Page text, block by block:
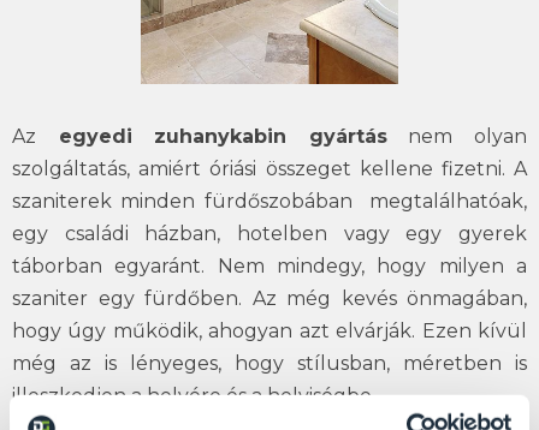
Az egyedi zuhanykabin gyártásnem olyan
szolgáltatás, amiért óriási összeget kellene fizetni. A
szaniterek minden fürdőszobában megtalálhatóak,
egy családi házban, hotelben vagy egy gyerek
táborban egyaránt. Nem mindegy, hogy milyen a
szaniter egy fürdőben. Az még kevés önmagában,
hogy úgy működik, ahogyan azt elvárják. Ezen kívül
még az is lényeges, hogy stílusban, méretben is
illeszkedjen a helyére és a helyiségbe.